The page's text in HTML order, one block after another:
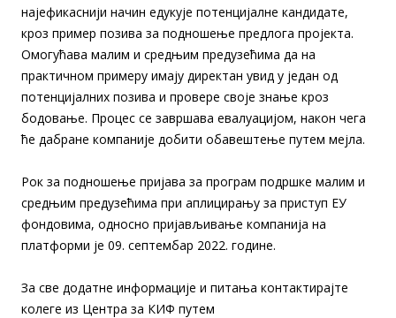
најефикаснији начин едукује потенцијалне кандидате,
кроз пример позива за подношење предлога пројекта.
Омогућава малим и средњим предузећима да на
практичном примеру имају директан увид у један од
потенцијалних позива и провере своје знање кроз
бодовање. Процес се завршава евалуацијом, након чега
ће дабране компаније добити обавештење путем мејла.
Рок за подношење пријава за програм подршке малим и
средњим предузећима при аплицирању за приступ ЕУ
фондовима, односно пријављивање компанија на
платформи је 09. септембар 2022. године.
За све додатне информације и питања контактирајте
колеге из Центра за КИФ путем